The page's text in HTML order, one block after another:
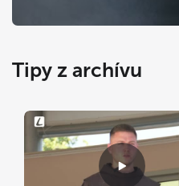
Tipy z archívu